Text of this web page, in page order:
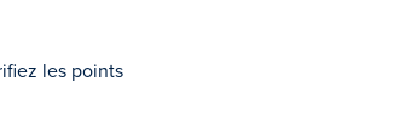
les points